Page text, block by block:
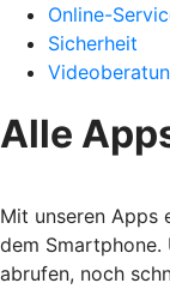
Online-
Sicherheit
Alle
Mit unseren Apps
dem Smartphone.
abrufen, noch